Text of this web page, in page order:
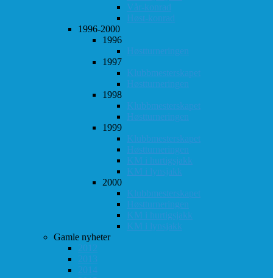
Vår-konrad
Høst-konrad
1996-2000
1996
Høstturneringen
1997
Klubbmesterskapet
Høstturneringen
1998
Klubbmesterskapet
Høstturneringen
1999
Klubbmesterskapet
Høstturneringen
KM i hurtigsjakk
KM i lynsjakk
2000
Klubbmesterskapet
Høstturneringen
KM i hurtigsjakk
KM i lynsjakk
Gamle nyheter
2012
2013
2014